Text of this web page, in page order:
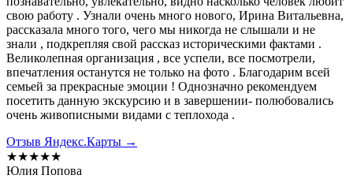
свою работу . Узнали очень много нового, Ирина Витальевна,
рассказала много того, чего мы никогда не слышали и не
знали , подкрепляя свой рассказ историческими фактами .
Великолепная организация , все успели, все посмотрели,
впечатления останутся не только на фото . Благодарим всей
семьей за прекрасные эмоции ! Однозначно рекомендуем
посетить данную экскурсию и в завершении- полюбовались
очень живописными видами с теплохода .
Отзыв Яндекс.Карты →
★★★★★
Юлия Попова